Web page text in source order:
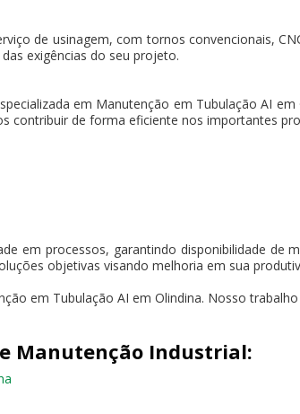
de usinagem, com tornos convencionais,
exigências do seu projeto.
em Manutenção em Tubulação AI
contribuir de forma eficiente nos importantes
em processos, garantindo disponibilidade de
objetivas visando melhoria em sua
em Tubulação AI em Olindina. Nosso
Manutenção Industrial: